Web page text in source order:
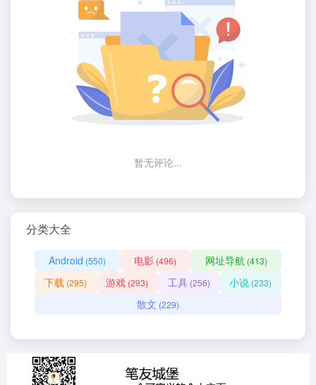
暂无评论...
分类大全
Android (550) 电影 (496) 网址导航 (413)
下载 (295) 游戏 (293) 工具(256) 小说 (233)
散文 (229)